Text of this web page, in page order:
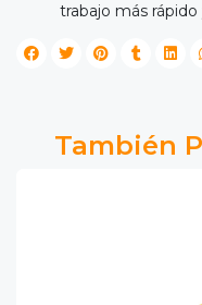
trabajo más rápido
También